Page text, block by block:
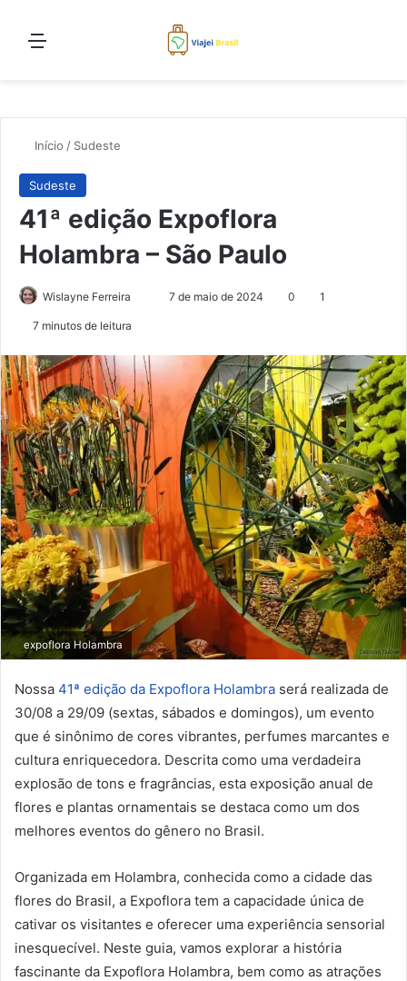
Menu
Início / Sudeste
Sudeste
41ª edição Expoflora
Holambra – São Paulo
Wislayne Ferreira
Mande
mail
7 de maio de 2024 0 1
7 minutos de leitura
expoflora Holambra
Nossa 41ª edição da Expoflora Holambra será realizada de
30/08 a 29/09 (sextas, sábados e domingos), um evento
que é sinônimo de cores vibrantes, perfumes marcantes e
cultura enriquecedora. Descrita como uma verdadeira
explosão de tons e fragrâncias, esta exposição anual de
flores e plantas ornamentais se destaca como um dos
melhores eventos do gênero no Brasil.
Organizada em Holambra, conhecida como a cidade das
flores do Brasil, a Expoflora tem a capacidade única de
cativar os visitantes e oferecer uma experiência sensorial
inesquecível. Neste guia, vamos explorar a história
fascinante da Expoflora Holambra, bem como as atrações